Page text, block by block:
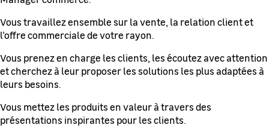
Vous travaillez ensemble sur la vente, la relation client et
l’offre commerciale de votre rayon.
Vous prenez en charge les clients, les écoutez avec attention
et cherchez à leur proposer les solutions les plus adaptées à
leurs besoins.
Vous mettez les produits en valeur à travers des
présentations inspirantes pour les clients.